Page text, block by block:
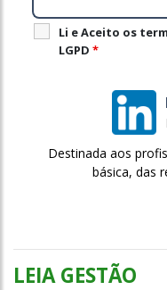
Li e Aceito os
LGPD *
Destinada aos
básica, das
LEIA GESTÃO